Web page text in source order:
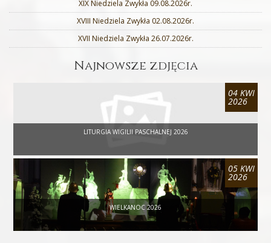
XIX Niedziela Zwykła 09.08.2026r.
XVIII Niedziela Zwykła 02.08.2026r.
XVII Niedziela Zwykła 26.07.2026r.
Najnowsze zdjęcia
04 KWI
2026
LITURGIA WIGILII PASCHALNEJ 2026
05 KWI
2026
WIELKANOC 2026